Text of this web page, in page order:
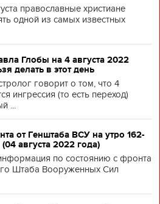
православные христиане
одной из самых известных
Глобы на 4 августа 2022
делать в этот день
говорит о том, что 4
ингрессия (то есть переход)
...
от Генштаба ВСУ на утро 162-
августа 2022 года)
по состоянию с фронта
Штаба Вооруженных Сил